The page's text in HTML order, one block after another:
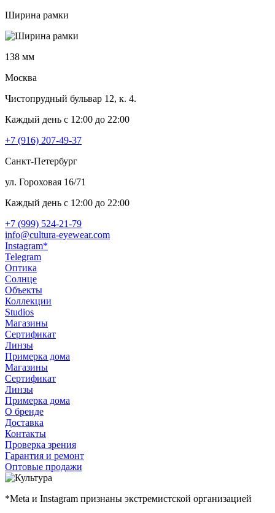
Ширина рамки
138 мм
Москва
Чистопрудный бульвар 12, к. 4.
Каждый день c 12:00 до 22:00
+7 (916) 207-49-37
Санкт-Петербург
ул. Гороховая 16/71
Каждый день c 12:00 до 22:00
+7 (999) 524-21-79
info@cultura-eyewear.com
Instagram*
Telegram
Оптика
Солнце
Объекты
Коллекции
Studios
Магазины
Сертификат
Линзы
Примерка дома
Магазины
Сертификат
Линзы
Примерка дома
О бренде
Доставка
Контакты
Проверка зрения
Гарантия и ремонт
Оптовые продажи
*Meta и Instagram признаны экстремистской организацией